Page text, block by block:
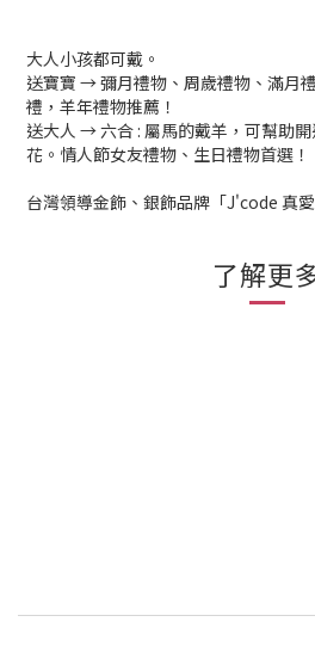
大人小孩都可戴。
送寶寶 → 彌月禮物、周歲禮物、滿月
禮，羊年禮物推薦！
送大人 → 六合 : 屬馬的戴羊，可幫助
花。情人節女友禮物、生日禮物首選！
台灣領導金飾、銀飾品牌「J'code 真愛
了解更